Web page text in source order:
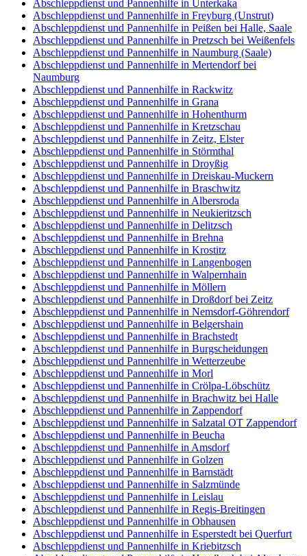
Abschleppdienst und Pannenhilfe in Unterkaka
Abschleppdienst und Pannenhilfe in Freyburg (Unstrut)
Abschleppdienst und Pannenhilfe in Peißen bei Halle, Saale
Abschleppdienst und Pannenhilfe in Pretzsch bei Weißenfels
Abschleppdienst und Pannenhilfe in Naumburg (Saale)
Abschleppdienst und Pannenhilfe in Mertendorf bei
Naumburg
Abschleppdienst und Pannenhilfe in Rackwitz
Abschleppdienst und Pannenhilfe in Grana
Abschleppdienst und Pannenhilfe in Hohenthurm
Abschleppdienst und Pannenhilfe in Kretzschau
Abschleppdienst und Pannenhilfe in Zeitz, Elster
Abschleppdienst und Pannenhilfe in Störmthal
Abschleppdienst und Pannenhilfe in Droyßig
Abschleppdienst und Pannenhilfe in Dreiskau-Muckern
Abschleppdienst und Pannenhilfe in Braschwitz
Abschleppdienst und Pannenhilfe in Albersroda
Abschleppdienst und Pannenhilfe in Neukieritzsch
Abschleppdienst und Pannenhilfe in Delitzsch
Abschleppdienst und Pannenhilfe in Brehna
Abschleppdienst und Pannenhilfe in Krostitz
Abschleppdienst und Pannenhilfe in Langenbogen
Abschleppdienst und Pannenhilfe in Walpernhain
Abschleppdienst und Pannenhilfe in Möllern
Abschleppdienst und Pannenhilfe in Droßdorf bei Zeitz
Abschleppdienst und Pannenhilfe in Nemsdorf-Göhrendorf
Abschleppdienst und Pannenhilfe in Belgershain
Abschleppdienst und Pannenhilfe in Brachstedt
Abschleppdienst und Pannenhilfe in Burgscheidungen
Abschleppdienst und Pannenhilfe in Wetterzeube
Abschleppdienst und Pannenhilfe in Morl
Abschleppdienst und Pannenhilfe in Crölpa-Löbschütz
Abschleppdienst und Pannenhilfe in Brachwitz bei Halle
Abschleppdienst und Pannenhilfe in Zappendorf
Abschleppdienst und Pannenhilfe in Salzatal OT Zappendorf
Abschleppdienst und Pannenhilfe in Beucha
Abschleppdienst und Pannenhilfe in Amsdorf
Abschleppdienst und Pannenhilfe in Golzen
Abschleppdienst und Pannenhilfe in Barnstädt
Abschleppdienst und Pannenhilfe in Salzmünde
Abschleppdienst und Pannenhilfe in Leislau
Abschleppdienst und Pannenhilfe in Regis-Breitingen
Abschleppdienst und Pannenhilfe in Obhausen
Abschleppdienst und Pannenhilfe in Esperstedt bei Querfurt
Abschleppdienst und Pannenhilfe in Kriebitzsch